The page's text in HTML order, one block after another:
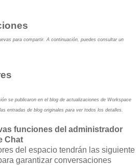
para compartir. A continuación, puedes consultar un
se publicaron en el blog de actualizaciones de Workspace
entradas de blog originales para ver todos los detalles.
funciones del administrador
Chat
del espacio tendrán las siguiente
garantizar conversaciones